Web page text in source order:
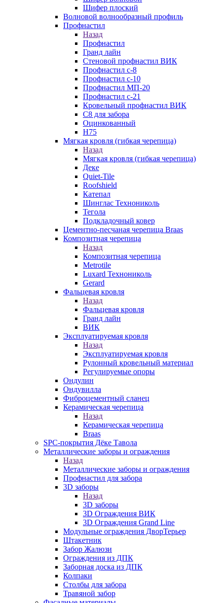
Шифер плоский
Волновой волнообразный профиль
Профнастил
Назад
Профнастил
Гранд лайн
Стеновой профнастил ВИК
Профнастил с-8
Профнастил с-10
Профнастил МП-20
Профнастил с-21
Кровельный профнастил ВИК
С8 для забора
Оцинкованный
Н75
Мягкая кровля (гибкая черепица)
Назад
Мягкая кровля (гибкая черепица)
Деке
Quiet-Tile
Roofshield
Катепал
Шинглас Технониколь
Тегола
Подкладочный ковер
Цементно-песчаная черепица Braas
Композитная черепица
Назад
Композитная черепица
Metrotile
Luxard Технониколь
Gerard
Фальцевая кровля
Назад
Фальцевая кровля
Гранд лайн
ВИК
Эксплуатируемая кровля
Назад
Эксплуатируемая кровля
Рулонный кровельный материал
Регулируемые опоры
Ондулин
Ондувилла
Фиброцементный сланец
Керамическая черепица
Назад
Керамическая черепица
Braas
SPC-покрытия Дёке Тавола
Металлические заборы и ограждения
Назад
Металлические заборы и ограждения
Профнастил для забора
3D заборы
Назад
3D заборы
3D Ограждения ВИК
3D Ограждения Grand Line
Модульные ограждения ДворТерьер
Штакетник
Забор Жалюзи
Ограждения из ДПК
Заборная доска из ДПК
Колпаки
Столбы для забора
Травяной забор